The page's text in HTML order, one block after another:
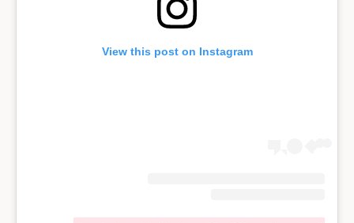
View this post on Instagram